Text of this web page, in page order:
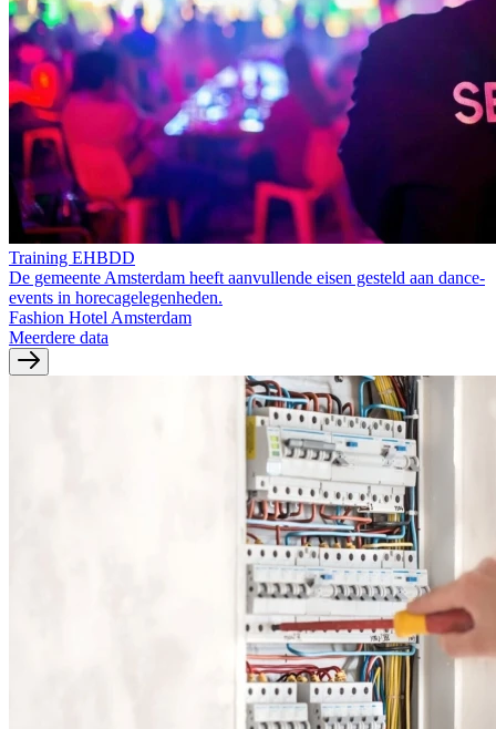
Training EHBDD
De gemeente Amsterdam heeft aanvullende eisen gesteld aan dance-
events in horecagelegenheden.
Fashion Hotel Amsterdam
Meerdere data